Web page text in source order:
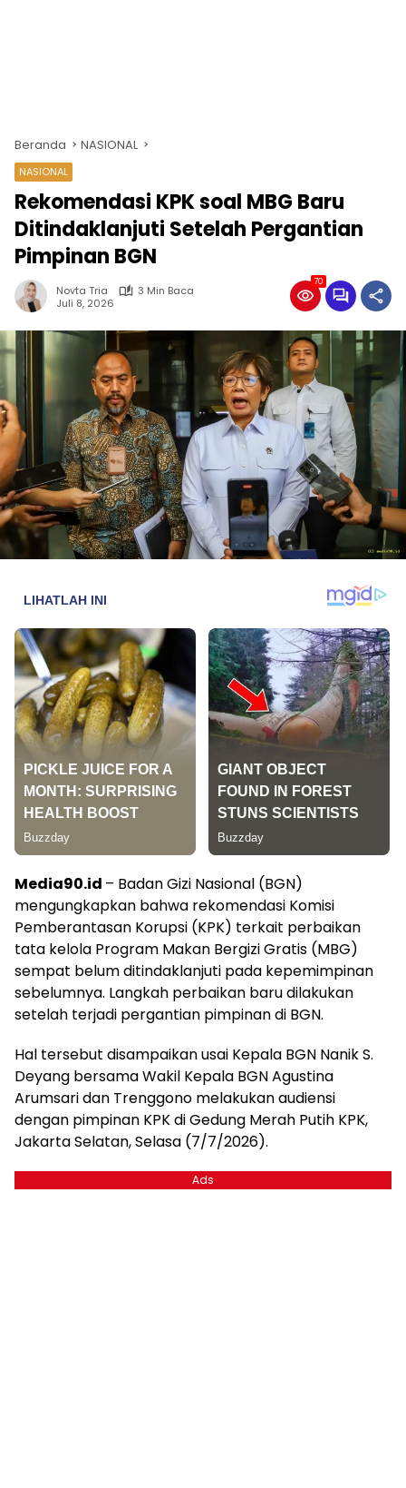
Beranda NASIONAL
NASIONAL
Rekomendasi KPK soal MBG Baru
Ditindaklanjuti Setelah Pergantian
Pimpinan BGN
Novta Tria
3 Min Baca
Juli 8, 2026
70
Media90.id – Badan Gizi Nasional (BGN)
mengungkapkan bahwa rekomendasi Komisi
Pemberantasan Korupsi (KPK) terkait perbaikan
tata kelola Program Makan Bergizi Gratis (MBG)
sempat belum ditindaklanjuti pada kepemimpinan
sebelumnya. Langkah perbaikan baru dilakukan
setelah terjadi pergantian pimpinan di BGN.
Hal tersebut disampaikan usai Kepala BGN Nanik S.
Deyang bersama Wakil Kepala BGN Agustina
Arumsari dan Trenggono melakukan audiensi
dengan pimpinan KPK di Gedung Merah Putih KPK,
Jakarta Selatan, Selasa (7/7/2026).
Ads